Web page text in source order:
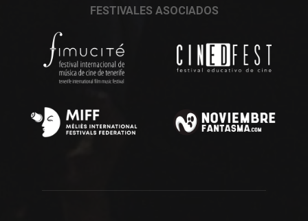
FESTIVALES ASOCIADOS